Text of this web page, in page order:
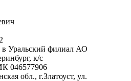
в Уральский филиал АО
к/с
046577906
обл., г.Златоуст, ул.